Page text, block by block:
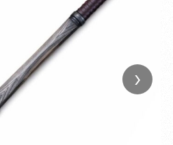
›